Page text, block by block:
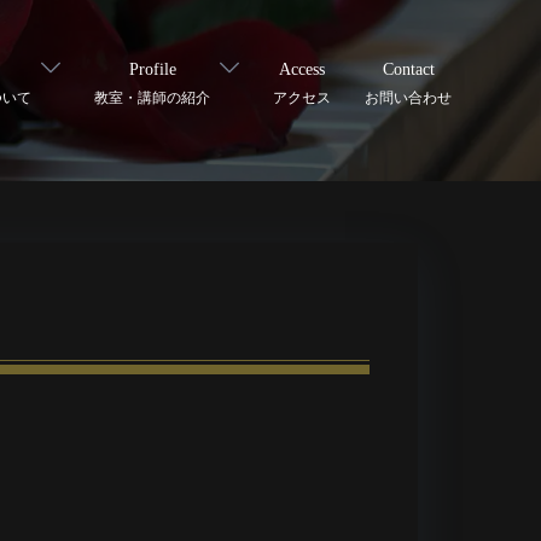
て
Profile
教室・講師の紹介
Access
アクセス
Contact
お問い合わせ